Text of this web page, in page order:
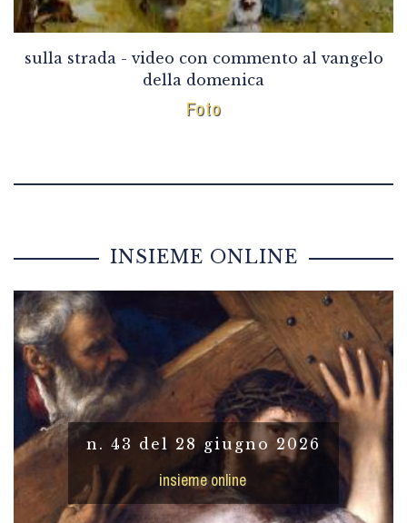
sulla strada - video con commento al vangelo
della domenica
Foto
INSIEME ONLINE
n. 43 del 28 giugno 2026
insieme online